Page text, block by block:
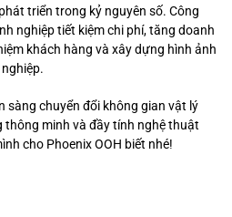
triển trong kỷ nguyên số. Công
nghiệp tiết kiệm chi phí, tăng doanh
khách hàng và xây dựng hình ảnh
sàng chuyển đổi không gian vật lý
minh và đầy tính nghệ thuật
cho Phoenix OOH biết nhé!